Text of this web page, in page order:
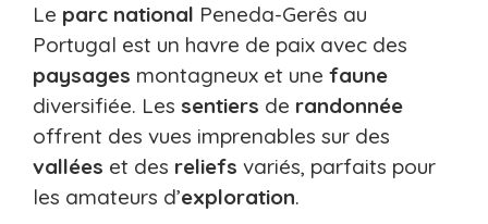
Le parc national Peneda-Gerês au
Portugal est un havre de paix avec des
paysages montagneux et une faune
diversifiée. Les sentiers de randonnée
offrent des vues imprenables sur des
vallées et des reliefs variés, parfaits pour
les amateurs d’exploration.